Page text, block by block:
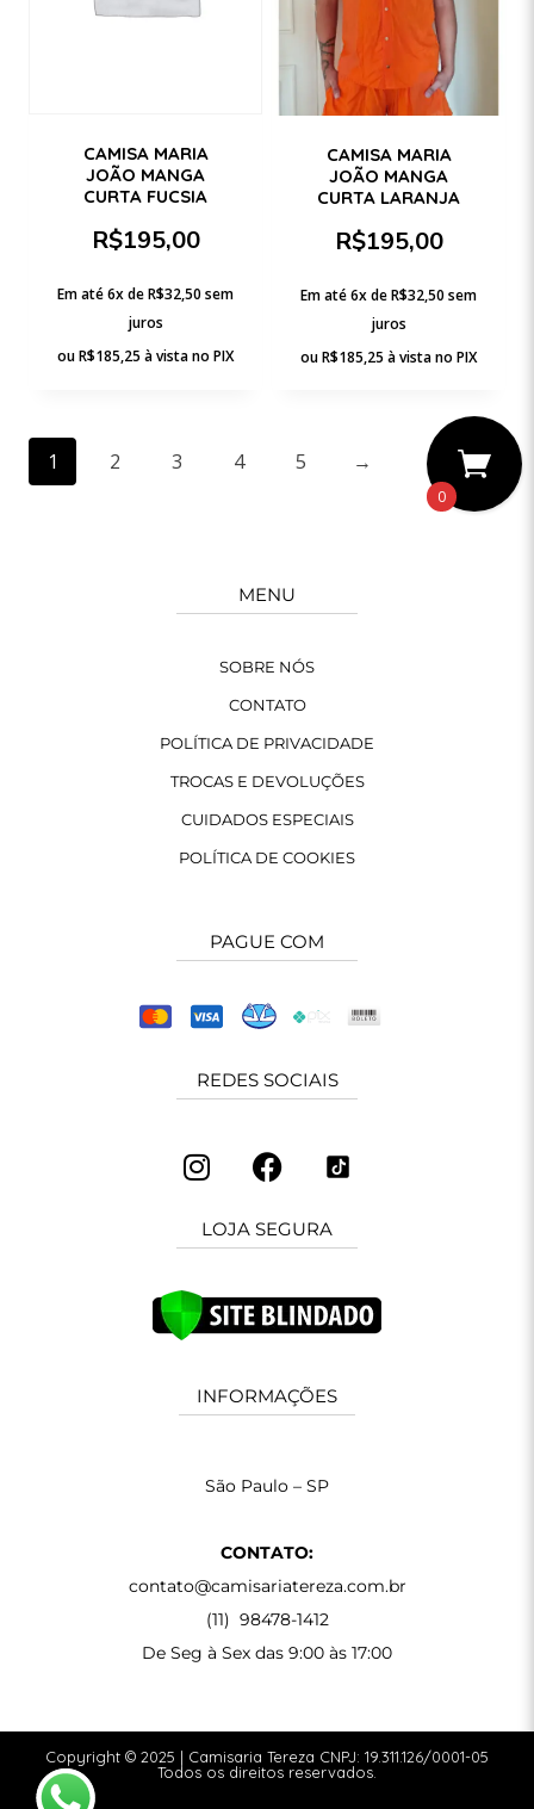
CAMISA MARIA
JOÃO MANGA
CURTA FUCSIA
R$195,00
Em até 6x deR$32,50 sem
juros
ouR$185,25 à vista no PIX
CAMISA MARIA
JOÃO MANGA
CURTA LARANJA
R$195,00
Em até 6x deR$32,50 sem
juros
ouR$185,25 à vista no PIX
1 2 3 4 5 →
MENU
SOBRE NÓS
CONTATO
POLÍTICA DE PRIVACIDADE
TROCAS E DEVOLUÇÕES
CUIDADOS ESPECIAIS
POLÍTICA DE COOKIES
PAGUE COM
REDES SOCIAIS
LOJA SEGURA
INFORMAÇÕES
São Paulo – SP
CONTATO:
contato@camisariatereza.com.br
(11) 98478-1412
De Seg à Sex das 9:00 às 17:00
Copyright © 2025 | Camisaria Tereza CNPJ: 19.311.126/0001-05
Todos os direitos reservados.
0